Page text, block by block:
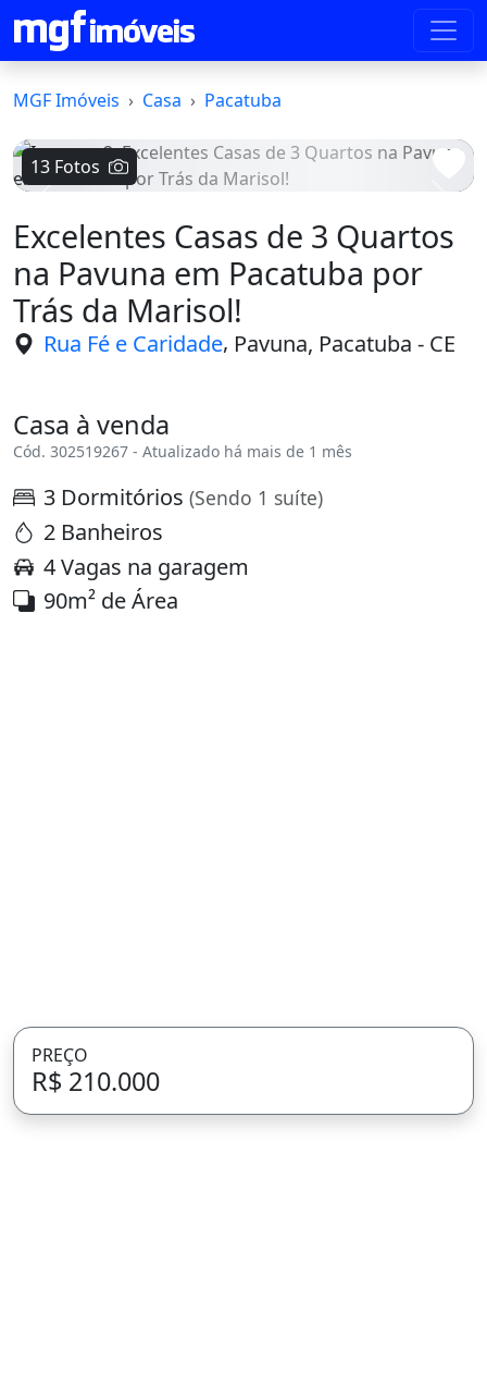
MGF Imóveis Casa Pacatuba
13 Fotos
Excelentes Casas de 3 Quartos
na Pavuna em Pacatuba por
Trás da Marisol!
Rua Fé e Caridade, Pavuna, Pacatuba - CE
Casa à venda
Cód. 302519267 - Atualizado há mais de 1 mês
3 Dormitórios (Sendo 1 suíte)
2 Banheiros
4 Vagas na garagem
90m² de Área
PREÇO
R$ 210.000